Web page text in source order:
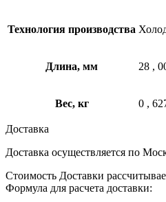
Технология производства
Длина, мм 28 ,
Вес, кг 0 ,
Доставка
Доставка осуществляется по
Стоимость Доставки
Формула для расчета доставки: